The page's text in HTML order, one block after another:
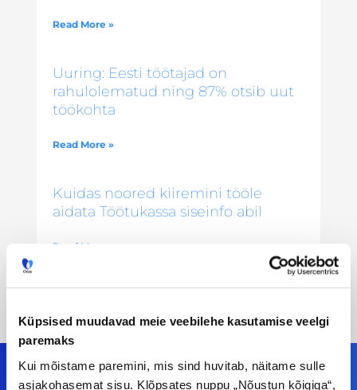
Küpsised muudavad meie veebilehe kasutamise veelgi
paremaks
Kui mõistame paremini, mis sind huvitab, näitame sulle
asjakohasemat sisu. Klõpsates nuppu „Nõustun kõigiga“,
Read More »
Uuring: Eesti töötajad on
rahulolematud ning 87% otsib uut
töökohta
Read More »
Kuidas noored kiiremini tööle
aidata Töötukassa siseinfo abil
Read More »